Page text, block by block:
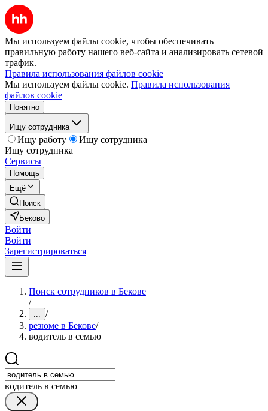
Мы используем файлы cookie, чтобы обеспечивать
правильную работу нашего веб-сайта и анализировать сетевой
трафик.
Правила использования файлов cookie
Мы используем файлы cookie. Правила использования
файлов cookie
Понятно
Ищу сотрудника
Ищу работу
Ищу сотрудника
Ищу сотрудника
Сервисы
Помощь
Ещё
Поиск
Беково
Войти
Войти
Зарегистрироваться
Поиск сотрудников в Бекове
/
... /
резюме в Бекове/
водитель в семью
водитель в семью